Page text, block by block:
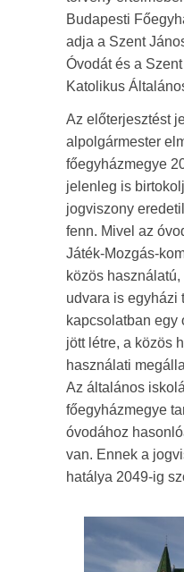
Budapesti
adja a Szent
Óvodát és a
Katolikus
Az előterjesztést
alpolgármester
főegyházmegye
jelenleg is
jogviszony
fenn. Mivel az
Játék-Mozgás-
közös
udvara is egyházi
kapcsolatban egy
jött létre, a közös
használati
Az általános
főegyházmegye
óvodához
van. Ennek a
hatálya 2049-ig